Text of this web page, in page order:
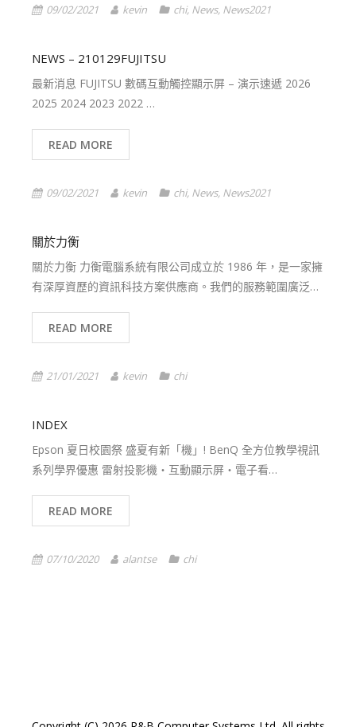
09/02/2021 kevin chi, News, News2021
NEWS – 210129FUJITSU
最新消息 FUJITSU 數碼互動觸控顯示屏 – 演示速遞 2026
2025 2024 2023 2022 …
READ MORE
09/02/2021 kevin chi, News, News2021
關於力衡
關於力衡 力衡電腦系統有限公司成立於 1986 年，是一家擁
有深厚資歷的資訊科技方案供應商。我們的服務範圍廣泛…
READ MORE
21/01/2021 kevin chi
INDEX
Epson 夏日校園祭 盛夏有新「機」! BenQ 全方位教學視訊
系列學界優惠 雷射投影機‧互動顯示屏‧電子看…
READ MORE
07/10/2020 alantse chi